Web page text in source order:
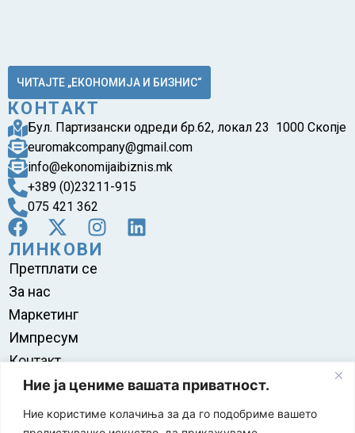
Ние ја цениме вашата приватност.
Ние користиме колачиња за да го подобриме вашето
ЧИТАЈТЕ „ЕКОНОМИЈА И БИЗНИС“
КОНТАКТ
Бул. Партизански одреди бр.62, локал 23 1000 Скопје
euromakcompany@gmail.com
info@ekonomijaibiznis.mk
+389 (0)23211-915
075 421 362
ЛИНКОВИ
Претплати се
За нас
Маркетинг
Импресум
Контакт
Правила на користење